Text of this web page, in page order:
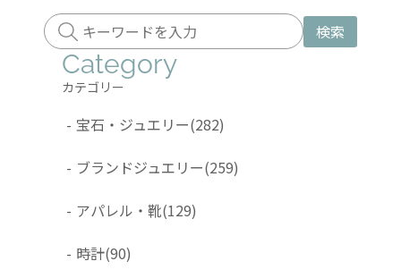
検索
Category
カテゴリー
- 宝石・ジュエリー(282)
- ブランドジュエリー(259)
- アパレル・靴(129)
- 時計(90)